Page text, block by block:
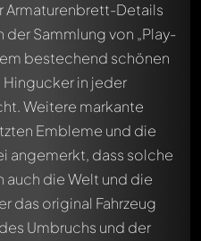
Armaturenbrett-Details
der Sammlung von „Play-
bestechend schönen
Hingucker in jeder
Weitere markante
Embleme und die
angemerkt, dass solche
die Welt und die
das original Fahrzeug
Umbruchs und der